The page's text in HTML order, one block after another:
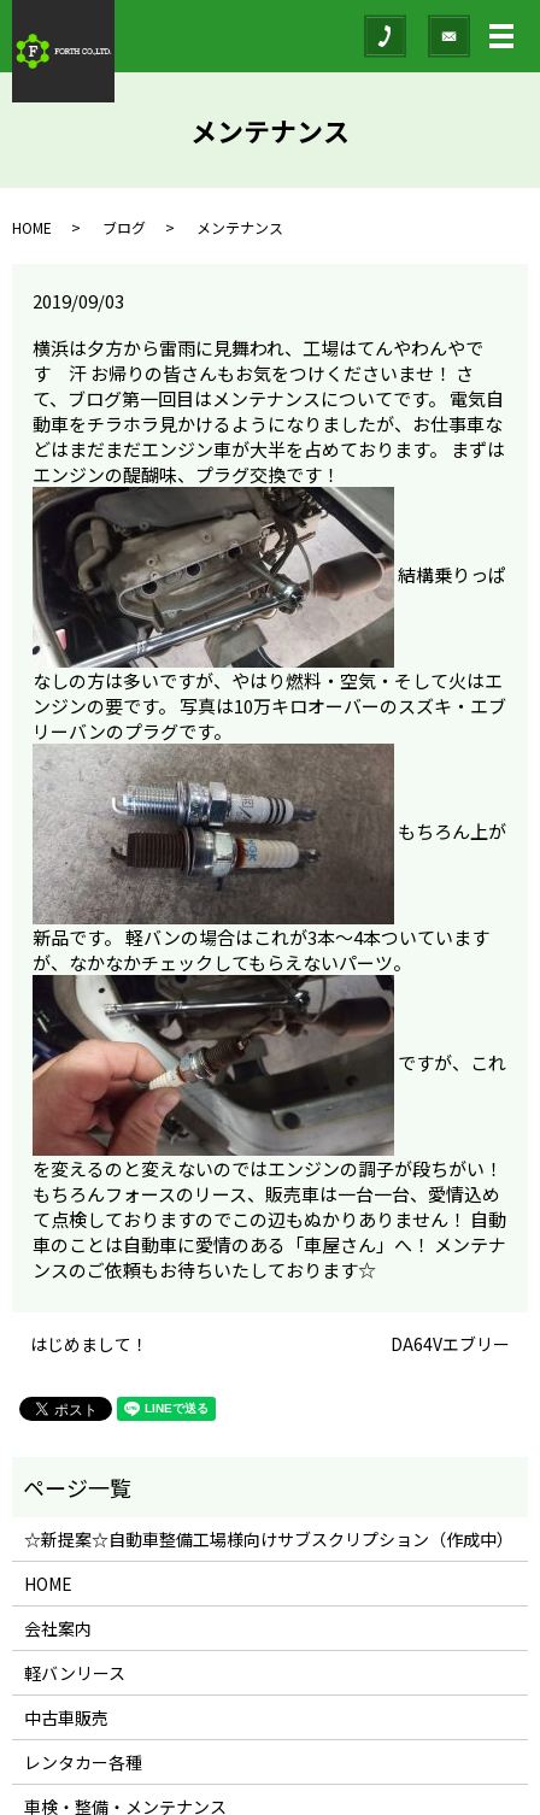
メ
メンテナンス
HOME ブログ メンテナンス
2019/09/03
横浜は夕方から雷雨に見舞われ、工場はてんやわんやで
す 汗 お帰りの皆さんもお気をつけくださいませ！ さ
て、ブログ第一回目はメンテナンスについてです。 電気自
動車をチラホラ見かけるようになりましたが、お仕事車な
どはまだまだエンジン車が大半を占めております。 まずは
エンジンの醍醐味、プラグ交換です！
結構乗りっぱ
なしの方は多いですが、やはり燃料・空気・そして火はエ
ンジンの要です。 写真は10万キロオーバーのスズキ・エブ
リーバンのプラグです。
もちろん上が
新品です。 軽バンの場合はこれが3本～4本ついています
が、なかなかチェックしてもらえないパーツ。
ですが、これ
を変えるのと変えないのではエンジンの調子が段ちがい！
もちろんフォースのリース、販売車は一台一台、愛情込め
て点検しておりますのでこの辺もぬかりありません！ 自動
車のことは自動車に愛情のある「車屋さん」へ！ メンテナ
ンスのご依頼もお待ちいたしております☆
はじめまして！ DA64Vエブリー
☆新提案☆自動車整備工場様向けサブスクリプション（作成中）
HOME
会社案内
軽バンリース
中古車販売
レンタカー各種
車検・整備・メンテナンス